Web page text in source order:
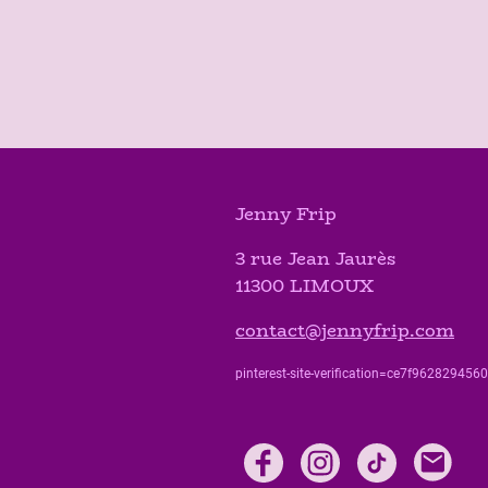
Jenny Frip
3 rue Jean Jaurès
11300 LIMOUX
contact@jennyfrip.com
pinterest-site-